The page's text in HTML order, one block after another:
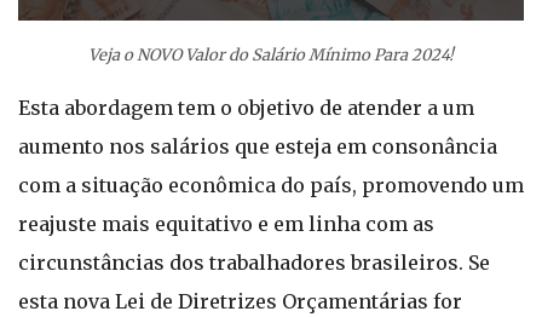
Veja o NOVO Valor do Salário Mínimo Para 2024!
Esta abordagem tem o objetivo de atender a um
aumento nos salários que esteja em consonância
com a situação econômica do país, promovendo um
reajuste mais equitativo e em linha com as
circunstâncias dos trabalhadores brasileiros. Se
esta nova Lei de Diretrizes Orçamentárias for